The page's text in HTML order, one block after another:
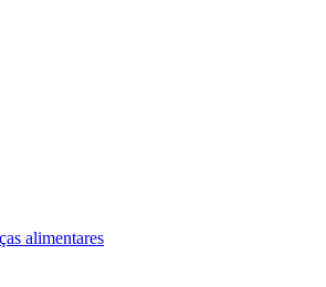
alimentares